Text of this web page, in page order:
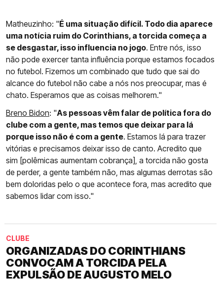
Matheuzinho: "É uma situação difícil. Todo dia aparece
uma notícia ruim do Corinthians, a torcida começa a
se desgastar, isso influencia no jogo. Entre nós, isso
não pode exercer tanta influência porque estamos focados
no futebol. Fizemos um combinado que tudo que sai do
alcance do futebol não cabe a nós nos preocupar, mas é
chato. Esperamos que as coisas melhorem."
Breno Bidon: "As pessoas vêm falar de política fora do
clube com a gente, mas temos que deixar para lá
porque isso não é com a gente. Estamos lá para trazer
vitórias e precisamos deixar isso de canto. Acredito que
sim [polêmicas aumentam cobrança], a torcida não gosta
de perder, a gente também não, mas algumas derrotas são
bem doloridas pelo o que acontece fora, mas acredito que
sabemos lidar com isso."
CLUBE
ORGANIZADAS DO CORINTHIANS
CONVOCAM A TORCIDA PELA
EXPULSÃO DE AUGUSTO MELO